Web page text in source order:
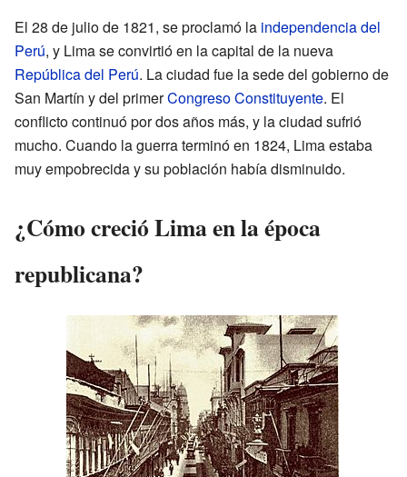
El 28 de julio de 1821, se proclamó la independencia del
Perú, y Lima se convirtió en la capital de la nueva
República del Perú. La ciudad fue la sede del gobierno de
San Martín y del primerCongreso Constituyente. El
conflicto continuó por dos años más, y la ciudad sufrió
mucho. Cuando la guerra terminó en 1824, Lima estaba
muy empobrecida y su población había disminuido.
¿Cómo creció Lima en la época
republicana?